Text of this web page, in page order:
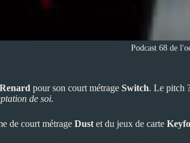
Podcast 68 de
pour son court métrage Switch. Le pitch
de soi.
de court métrage Dust et du jeux de carte